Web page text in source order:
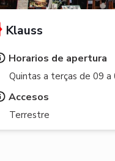
Klauss
Horarios de apertura
Quintas a terças de 09 a
Accesos
Terrestre